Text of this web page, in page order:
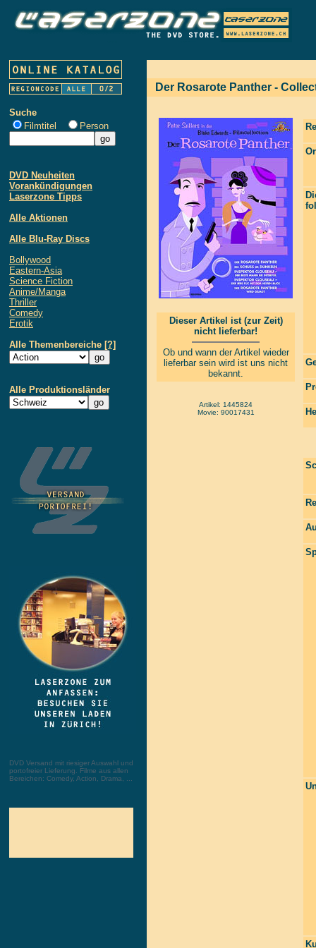
Suche
Filmtitel
Person
DVD Neuheiten
Vorankündigungen
Laserzone Tipps
Alle Aktionen
Alle Blu-Ray Discs
Bollywood
Eastern-Asia
Science Fiction
Anime/Manga
Thriller
Comedy
Erotik
Alle Themenbereiche [?]
Alle Produktionsländer
DVD Versand mit riesiger Auswahl und
portofreier Lieferung. Filme aus allen
Bereichen: Comedy, Action, Drama, ...
Der Rosarote Panther -
Dieser Artikel ist (zur Zeit)
nicht lieferbar!
Ob und wann der Artikel wieder
lieferbar sein wird ist uns nicht
bekannt.
Artikel: 1445824
Movie: 90017431